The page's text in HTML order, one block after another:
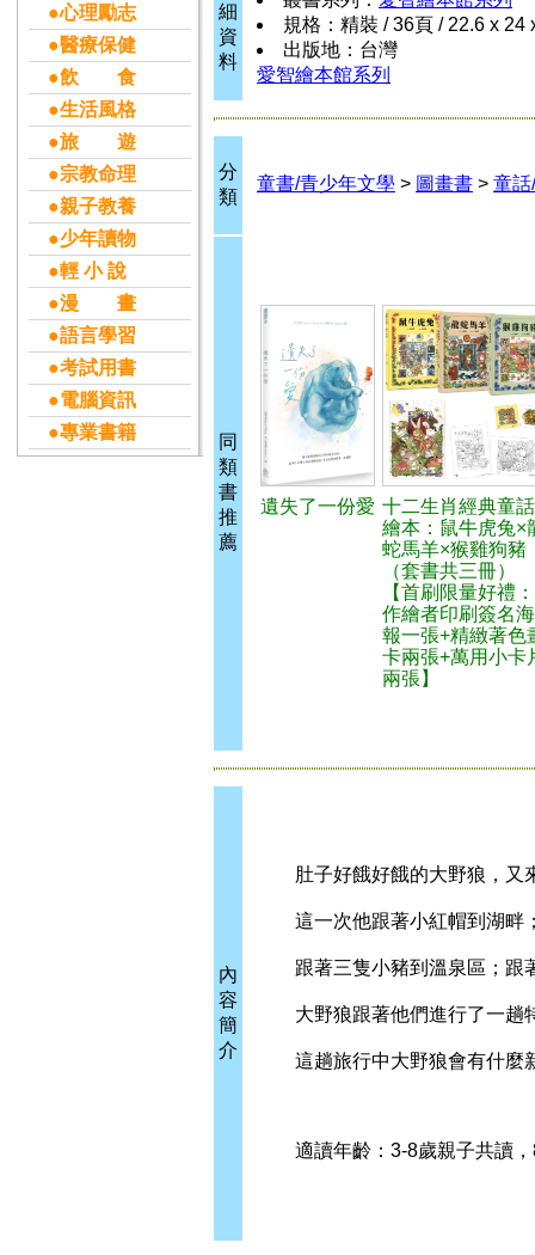
●心理勵志
●醫療保健
●飲 食
●生活風格
●旅 遊
●宗教命理
●親子教養
●少年讀物
●輕 小 說
●漫 畫
●語言學習
●考試用書
●電腦資訊
●專業書籍
細
資
料
規格：精裝 / 36頁 / 22.6 x 24
出版地：台灣
愛智繪本館系列
分
類
童書/青少年文學 > 圖畫書 > 童話
同
類
書
推
薦
遺失了一份愛 十二生肖經典童話
繪本：鼠牛虎兔×
蛇馬羊×猴雞狗豬
（套書共三冊）
【首刷限量好禮：
作繪者印刷簽名海
報一張+精緻著色
卡兩張+萬用小卡
兩張】
內
容
簡
介
肚子好餓好餓的大野狼，又
這一次他跟著小紅帽到湖畔
跟著三隻小豬到溫泉區；跟
大野狼跟著他們進行了一趟
這趟旅行中大野狼會有什麼
適讀年齡：3-8歲親子共讀，